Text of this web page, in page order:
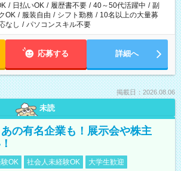
/ 日払いOK / 履歴書不要 / 40～50代活躍中 / 副
OK / 服装自由 / シフト勤務 / 10名以上の大量募
なし / パソコンスキル不要
応募する 詳細へ
掲載日：2026.08.06
未読
の有名企業も！展示会や株主
OK 社会人未経験OK
大学生歓迎